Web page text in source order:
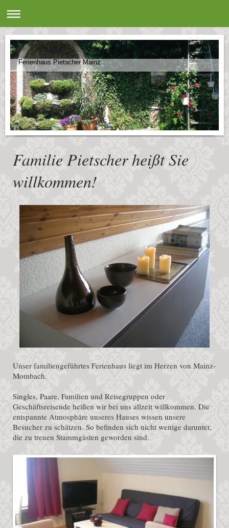
Ferienhaus Pietscher Mainz
Familie Pietscher heißt Sie
willkommen!
Unser familiengeführtes Ferienhaus liegt im Herzen von Mainz-
Mombach.
Singles, Paare, Familien und Reisegruppen oder
Geschäftsreisende heißen wir bei uns allzeit willkommen. Die
entspannte Atmosphäre unseres Hauses wissen unsere
Besucher zu schätzen. So befinden sich nicht wenige darunter,
die zu treuen Stammgästen geworden sind.